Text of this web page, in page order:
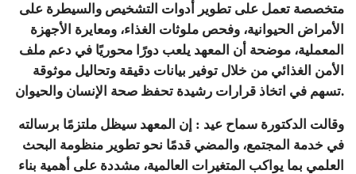
متخصصة تعمل على تطوير أدوات التشخيص والسيطرة على
الأمراض الحيوانية، وفحص ملوثات الغذاء، ومعايرة الأجهزة
المعملية، موضحة أن المعهد يلعب دورًا محوريًا في دعم ملف
الأمن الغذائي من خلال توفير بيانات دقيقة وتحاليل موثوقة
تسهم في اتخاذ قرارات رشيدة تحفظ صحة الإنسان والحيوان.
وقالت الدكتورة سماح عيد : إن المعهد سيظل ملتزمًا برسالته
في خدمة المجتمع، والمضي قدمًا نحو تطوير منظومة البحث
العلمي بما يواكب المتغيرات العالمية، مشددة على أهمية بناء